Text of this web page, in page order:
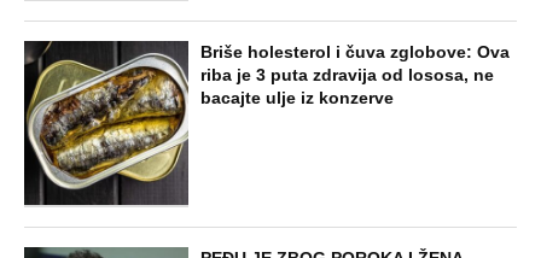
Briše holesterol i čuva zglobove: Ova
riba je 3 puta zdravija od lososa, ne
bacajte ulje iz konzerve